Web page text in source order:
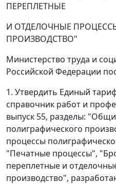
ПЕРЕПЛЕТНЫЕ
И ОТДЕЛОЧНЫЕ
ПРОИЗВОДСТВО"
Министерство труда и
Российской Федерации
1. Утвердить Единый
справочник работ и
выпуск 55, разделы:
полиграфического
процессы
"Печатные процессы",
переплетные и
производство",